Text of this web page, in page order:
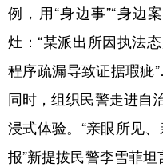
例，用“身边事”“身边
灶：“某派出所因执法
程序疏漏导致证据瑕疵
同时，组织民警走进自
浸式体验。“亲眼所见
报”新提拔民警李雪菲